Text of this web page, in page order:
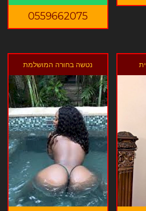
0559662075
נטשה בחורה המושלמת